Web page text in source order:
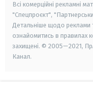
Всі комерційні рекламні
"Спецпроєкт",
Детальніше щодо реклами
ознайомитись в правилах
захищені. © 2005—2021,
Канал.